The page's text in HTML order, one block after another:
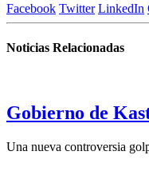
Facebook Twitter LinkedIn
Noticias Relacionadas
Gobierno de
Una nueva controversia